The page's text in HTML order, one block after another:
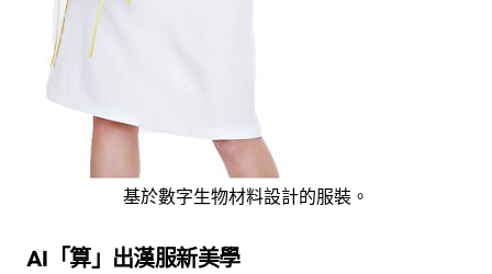
基於數字生物材料設計的服裝。
AI「算」出漢服新美學